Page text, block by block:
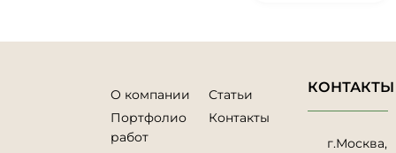
О компании
Портфолио
работ
Статьи
Контакты
КОНТАКТЫ
г.Москва,